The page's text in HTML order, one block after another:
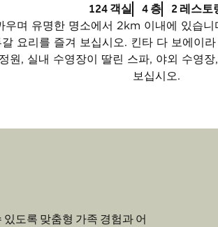
124 객실 4 층 2 레스토
우며 유명한 명소에서 2km 이내에 있습
요리를 즐겨 보십시오. 킨타 다 보에이
원, 실내 수영장이 딸린 스파, 야외 수영
보십시오.
도록 맞춤형 가족 경험과 어